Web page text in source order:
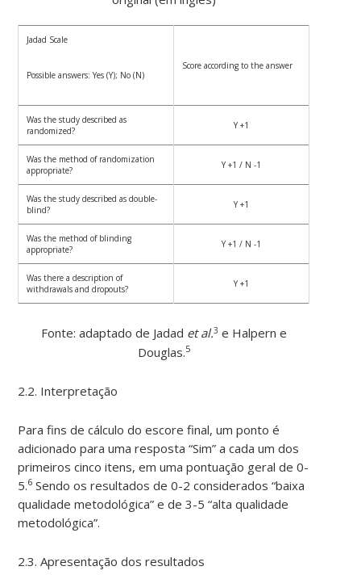
Jadad Scale
Possible answers: Yes (Y); No (N)
Score according to the answer
Was the study described as
randomized?
Y +1
Was the method of randomization
appropriate?
Y +1 / N -1
Was the study described as double-
blind?
Y +1
Was the method of blinding
appropriate?
Y +1 / N -1
Was there a description of
withdrawals and dropouts?
Y +1
Fonte: adaptado de Jadad et al.3 e Halpern e
Douglas.5
2.2. Interpretação
Para fins de cálculo do escore final, um ponto é
adicionado para uma resposta “Sim” a cada um dos
primeiros cinco itens, em uma pontuação geral de 0-
5.6 Sendo os resultados de 0-2 considerados “baixa
qualidade metodológica” e de 3-5 “alta qualidade
metodológica”.
2.3. Apresentação dos resultados